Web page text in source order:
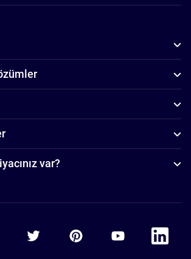
var?
Accor TwitterAccor PinterestAccor Youtube
Accor